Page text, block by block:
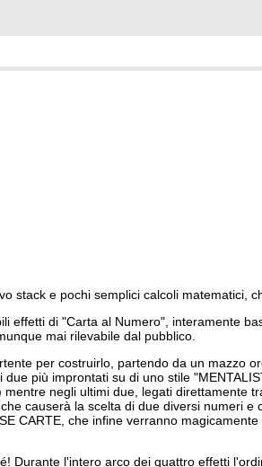
stack e pochi semplici calcoli matematici,
effetti di "Carta al Numero", interamente
mai rilevabile dal pubblico.
per costruirlo, partendo da un mazzo
più improntati su di uno stile
negli ultimi due, legati direttamente
causerà la scelta di due diversi numeri
CARTE, che infine verranno
Durante l'intero arco dei quattro effetti